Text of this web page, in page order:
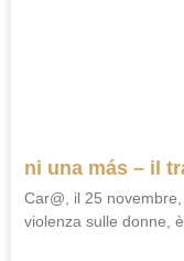
ni una más – il
Car@, il 25
violenza sulle donne,